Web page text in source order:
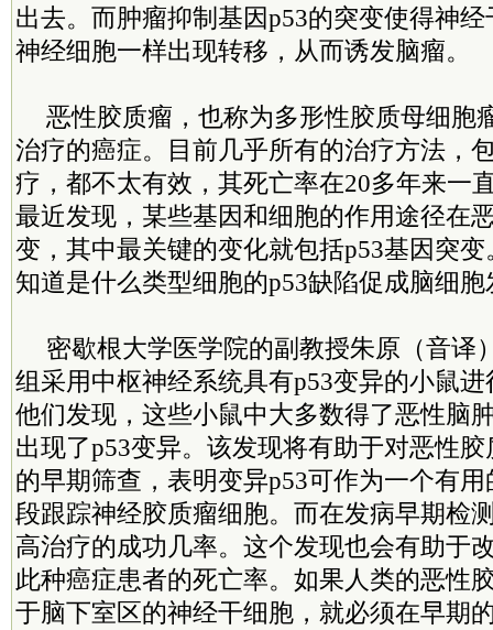
出去。而肿瘤抑制基因p53的突变使得神
神经细胞一样出现转移，从而诱发脑瘤。
恶性胶质瘤，也称为多形性胶质母细胞
治疗的癌症。目前几乎所有的治疗方法，
疗，都不太有效，其死亡率在20多年来一
最近发现，某些基因和细胞的作用途径在
变，其中最关键的变化就包括p53基因突
知道是什么类型细胞的p53缺陷促成脑细
密歇根大学医学院的副教授朱原（音译
组采用中枢神经系统具有p53变异的小鼠
他们发现，这些小鼠中大多数得了恶性脑
出现了p53变异。该发现将有助于对恶性
的早期筛查，表明变异p53可作为一个有
段跟踪神经胶质瘤细胞。而在发病早期检
高治疗的成功几率。这个发现也会有助于
此种癌症患者的死亡率。如果人类的恶性
于脑下室区的神经干细胞，就必须在早期